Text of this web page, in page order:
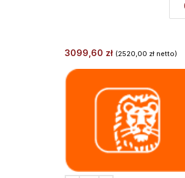
3099,60 zł (2520,00 złnetto)
Alternative: